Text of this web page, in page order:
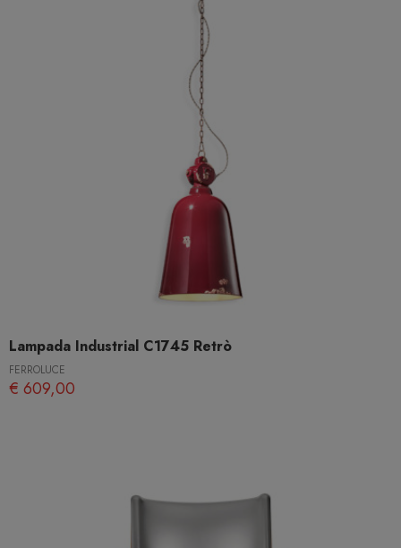
Lampada Industrial C1745 Retrò
FERROLUCE
€ 609,00